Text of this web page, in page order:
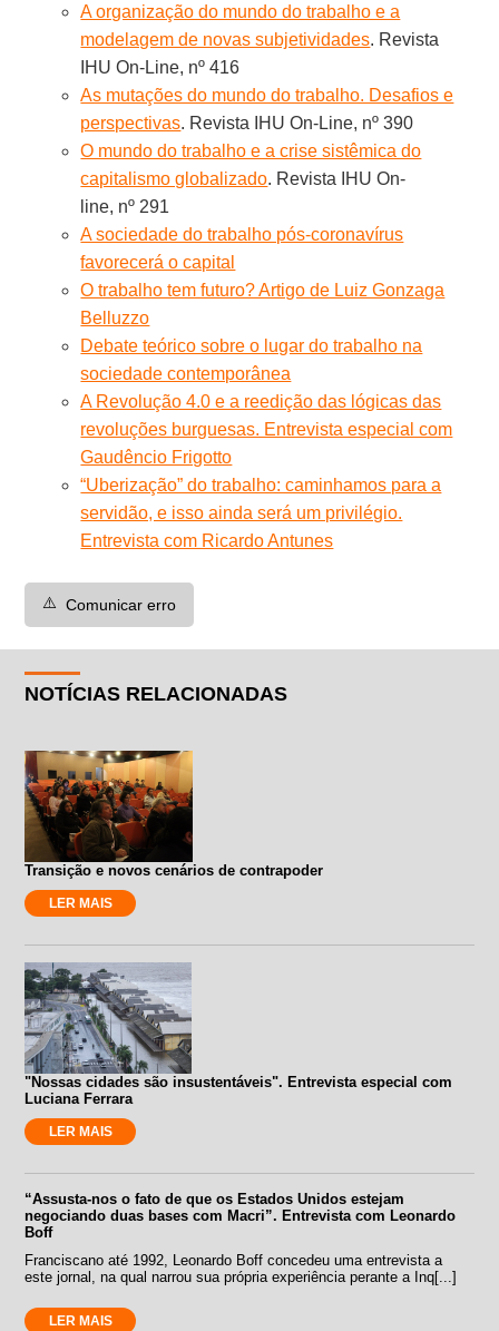
A organização do mundo do trabalho e a
modelagem de novas subjetividades. Revista
IHU On-Line, nº 416
As mutações do mundo do trabalho. Desafios e
perspectivas. Revista IHU On-Line, nº 390
O mundo do trabalho e a crise sistêmica do
capitalismo globalizado. Revista IHU On-
line, nº 291
A sociedade do trabalho pós-coronavírus
favorecerá o capital
O trabalho tem futuro? Artigo de Luiz Gonzaga
Belluzzo
Debate teórico sobre o lugar do trabalho na
sociedade contemporânea
A Revolução 4.0 e a reedição das lógicas das
revoluções burguesas. Entrevista especial com
Gaudêncio Frigotto
“Uberização” do trabalho: caminhamos para a
servidão, e isso ainda será um privilégio.
Entrevista com Ricardo Antunes
⚠️ Comunicar erro
NOTÍCIAS RELACIONADAS
Transição e novos cenários de contrapoder
LER MAIS
"Nossas cidades são insustentáveis". Entrevista especial com
Luciana Ferrara
LER MAIS
“Assusta-nos o fato de que os Estados Unidos estejam
negociando duas bases com Macri”. Entrevista com Leonardo
Boff
Franciscano até 1992, Leonardo Boff concedeu uma entrevista a
este jornal, na qual narrou sua própria experiência perante a Inq[...]
LER MAIS